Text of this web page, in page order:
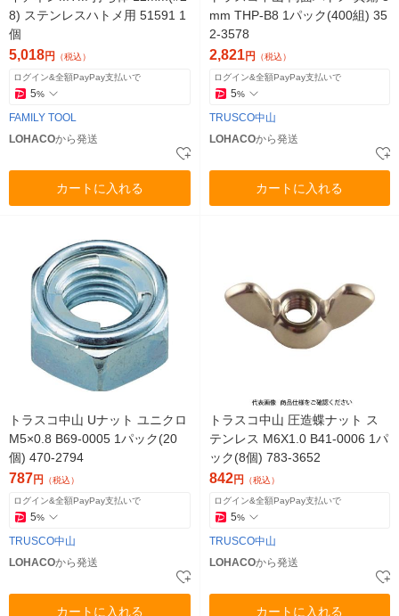
8) ステンレスハトメ用 51591 1
個
5,018円 （税込）
ログイン&全額PayPay支払いで
5%
FAMILY TOOL
LOHACOから発送
カートに入れる
mm THP-B8 1パック(400組) 35
2-3578
2,821円 （税込）
ログイン&全額PayPay支払いで
5%
TRUSCO中山
LOHACOから発送
カートに入れる
トラスコ中山 Uナット ユニクロ
M5×0.8 B69-0005 1パック(20
個) 470-2794
787円 （税込）
ログイン&全額PayPay支払いで
5%
TRUSCO中山
LOHACOから発送
カートに入れる
トラスコ中山 圧造蝶ナット ス
テンレス M6X1.0 B41-0006 1パ
ック(8個) 783-3652
842円 （税込）
ログイン&全額PayPay支払いで
5%
TRUSCO中山
LOHACOから発送
カートに入れる